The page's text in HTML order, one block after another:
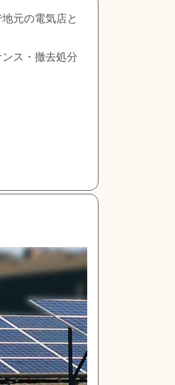
元の電気店と
ス・撤去処分